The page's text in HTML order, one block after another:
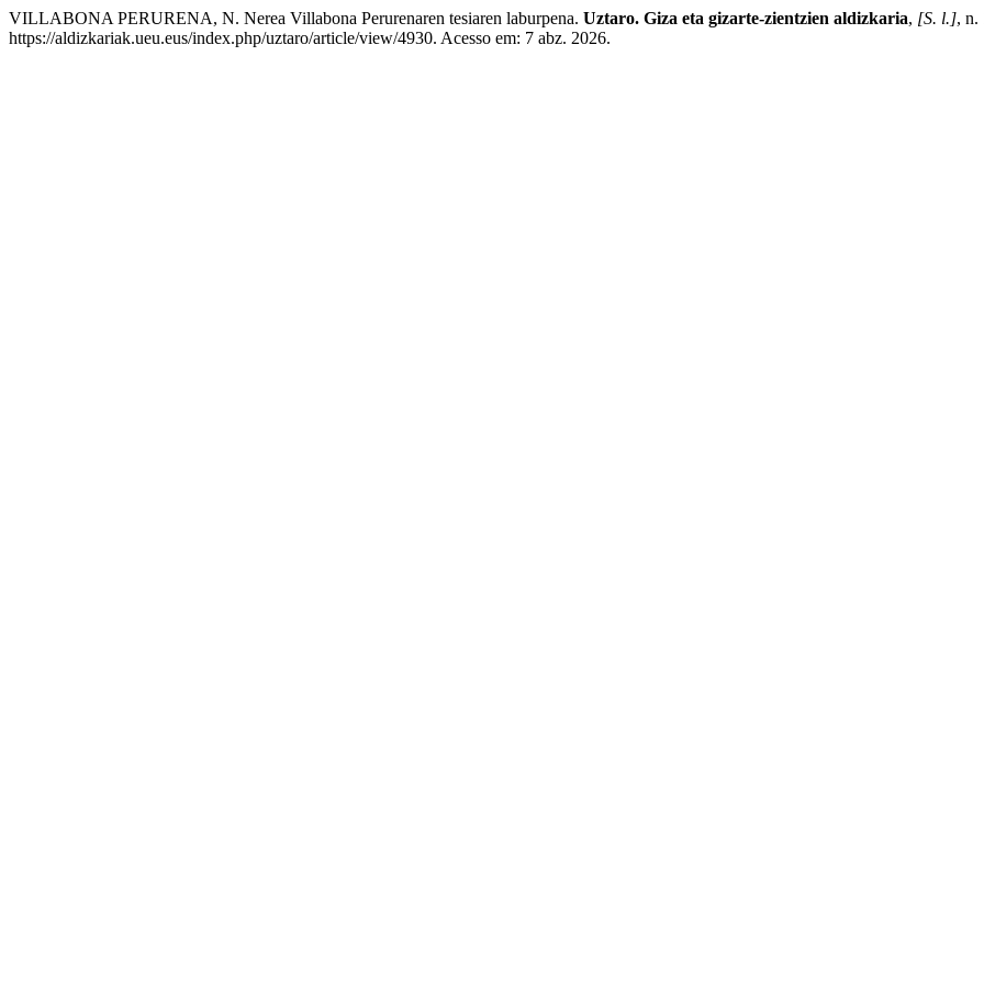
VILLABONA PERURENA, N. Nerea Villabona Perurenaren tesiaren laburpena. Uztaro. Giza eta gizarte-zientzien aldizkaria, [S. l.], n.
https://aldizkariak.ueu.eus/index.php/uztaro/article/view/4930. Acesso em: 7 abz. 2026.